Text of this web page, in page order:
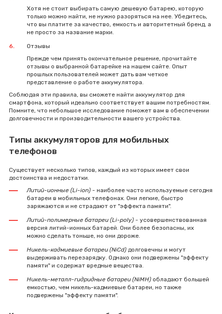
Хотя не стоит выбирать самую дешевую батарею, которую
только можно найти, не нужно разоряться на нее. Убедитесь,
что вы платите за качество, емкость и авторитетный бренд, а
не просто за название марки.
Отзывы
Прежде чем принять окончательное решение, прочитайте
отзывы о выбранной батарейке на нашем сайте. Опыт
прошлых пользователей может дать вам четкое
представление о работе аккумулятора.
Соблюдая эти правила, вы сможете найти аккумулятор для
смартфона, который идеально соответствует вашим потребностям.
Помните, что небольшое исследование поможет вам в обеспечении
долговечности и производительности вашего устройства.
Типы аккумуляторов для мобильных
телефонов
Существует несколько типов, каждый из которых имеет свои
достоинства и недостатки.
Литий-ионные (Li-ion) - наиболее часто используемые сегодня
батареи в мобильных телефонах. Они легкие, быстро
заряжаются и не страдают от "эффекта памяти".
Литий-полимерные батареи (Li-poly) - усовершенствованная
версия литий-ионных батарей. Они более безопасны, их
можно сделать тоньше, но они дороже.
Никель-кадмиевые батареи (NiCd) долговечны и могут
выдерживать перезарядку. Однако они подвержены "эффекту
памяти" и содержат вредные вещества.
Никель-металл-гидридные батареи (NiMH) обладают большей
емкостью, чем никель-кадмиевые батареи, но также
подвержены "эффекту памяти".